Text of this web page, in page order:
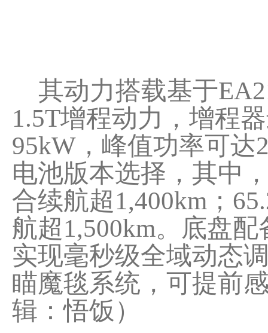
其动力搭载基于
1.5T增程动力，增程
95kW，峰值功率可达
电池版本选择，其中
合续航超1,400km；
航超1,500km。底盘
实现毫秒级全域动态
瞄魔毯系统，可提前
辑：悟饭）